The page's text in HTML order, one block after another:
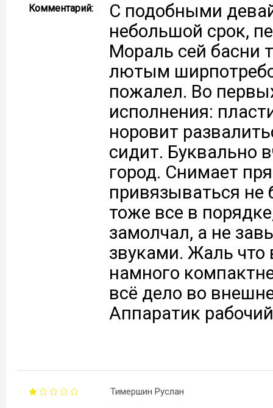
Комментарий:
С подобными
небольшой срок,
Мораль сей басни
лютым
пожалел. Во
исполнения:
норовит
сидит. Буквально
город. Снимает
привязываться не
тоже все в
замолчал, а не
звуками. Жаль что
намного
всё дело во
Аппаратик
Тимершин Руслан